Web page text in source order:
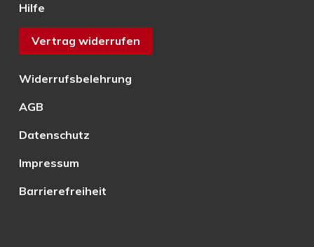
Hilfe
Vertrag widerrufen
Widerrufsbelehrung
AGB
Datenschutz
Impressum
Barrierefreiheit